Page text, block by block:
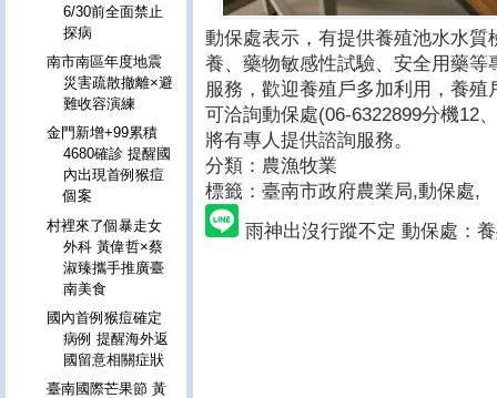
動保處表示，有提供養殖池水水
養、藥物敏感性試驗、安全用藥
服務，歡迎養殖戶多加利用，養
可洽詢動保處(06-6322899分機12
將有專人提供諮詢服務。
分類：農漁牧業
標籤：臺南市政府農業局,動保處,
雨神出沒行蹤不定 動保處：
6/30前全面禁止
探病
南市南區年度地震
災害疏散撤離×避
難收容演練
金門新增+99累積
4680確診 提醒國
內出現首例猴痘
個案
村裡來了個暴走女
外科 黃偉哲×蔡
淑臻攜手推廣臺
南美食
國內首例猴痘確定
病例 提醒海外返
國留意相關症狀
臺南國際芒果節 黃